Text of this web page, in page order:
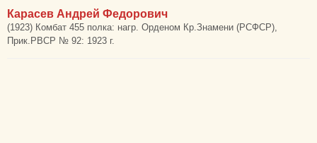
Карасев Андрей Федорович
(1923) Комбат 455 полка: нагр. Орденом Кр.Знамени (РСФСР),
Прик.РВСР № 92: 1923 г.